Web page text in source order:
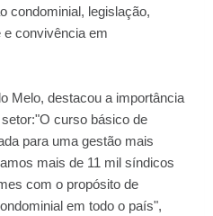
condominial, legislação,
e convivência em
Melo, destacou a importância
curso básico de
para uma gestão mais
mais de 11 mil síndicos
com o propósito de
em todo o país",